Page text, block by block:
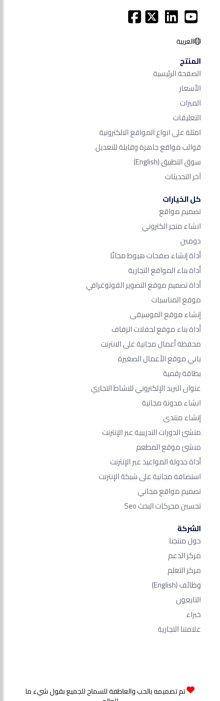
العربية
المنتج
الصفحة الرئيسية
الأسعار
الميزات
التعليقات
امثلة على انواع المواقع الالكترونية
قوالب مواقع جاهزة وقابلة للتعديل
سوق التطبيق(English)
آخر التحديثات
كل الخيارات
تصميم مواقع
انشاء متجر الكتروني
دومين
أداة إنشاء صفحات هبوط مجانًا
أداة بناء المواقع التجارية
أداة تصميم موقع التصوير الفوتوغرافي
موقع المناسبات
إنشاء موقع الموسيقى
أداة بناء موقع لحفلات الزفاف
محفظة أعمال مجانية على الانترنت
باني موقع الأعمال الصغيرة
بطاقة رقمية
عنوان البريد الإلكتروني للنشاط التجاري
انشاء مدونة مجانية
إنشاء منتدى
منشئ الدورات التدريبية عبر الإنترنت
منشئ موقع المطعم
أداة جدولة المواعيد عبر الإنترنت
استضافة مجانية على شبكة الإنترنت
تصميم مواقع مجاني
تحسين محركات البحث Seo​
الشركة
حول منتجنا
مركز الدعم
مركز التعلم
وظائف(English)
التابعون
خبراء
علامتنا التجارية
تم تصميمه بالحب والعاطفة للسماح للجميع بقول شيء ما